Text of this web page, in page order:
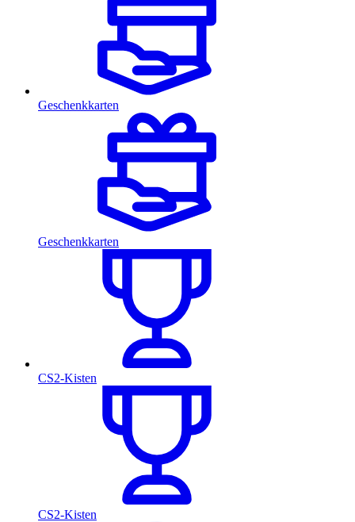
Geschenkkarten
Geschenkkarten
CS2-Kisten
CS2-Kisten